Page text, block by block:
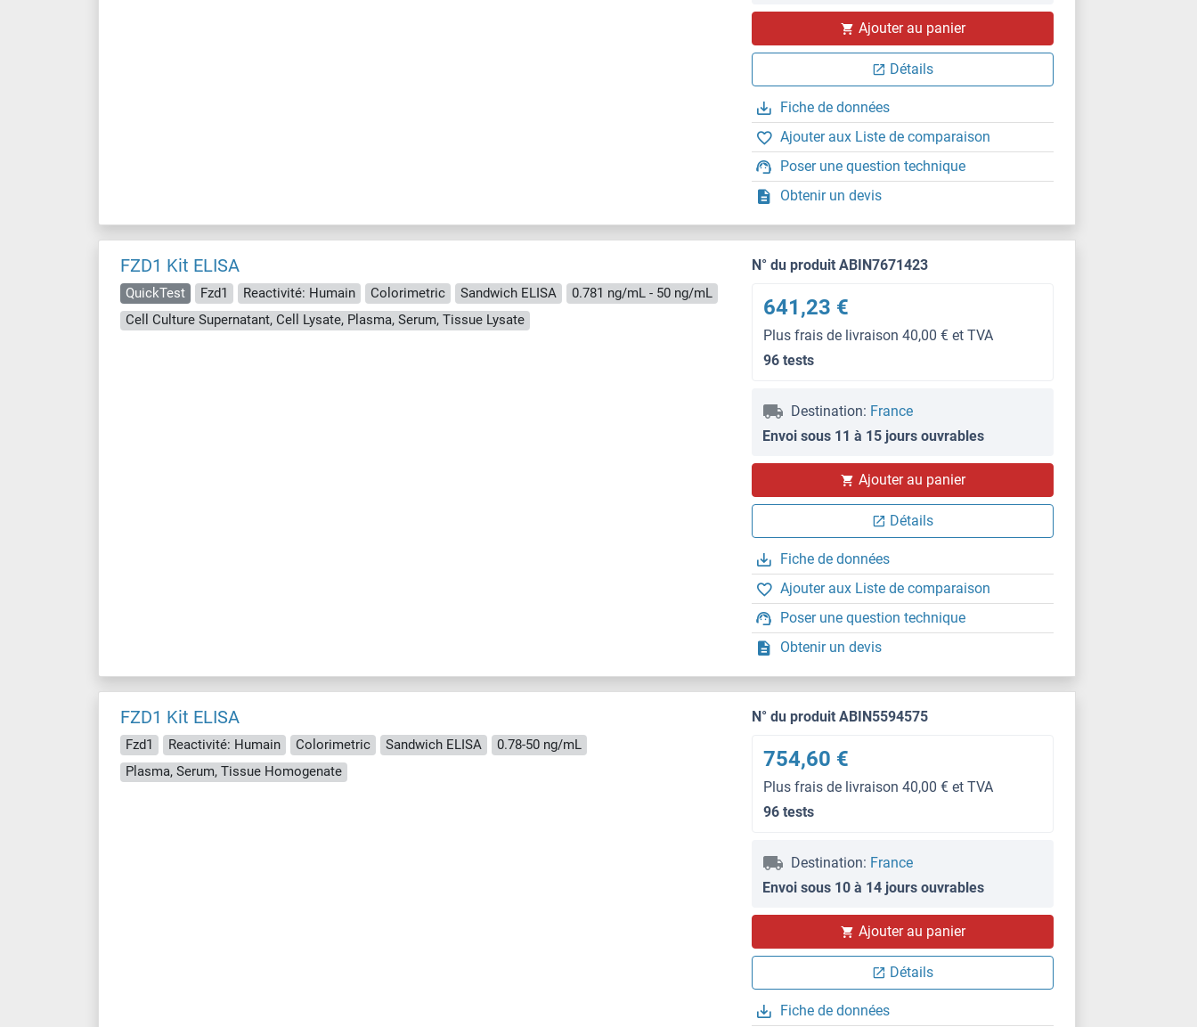
Ajouter au panier
Détails
Fiche de données
Ajouter aux Liste de comparaison
Poser une question technique
Obtenir un devis
FZD1 Kit ELISA
QuickTest Fzd1 Reactivité: Humain Colorimetric Sandwich ELISA
0.781 ng/mL - 50 ng/mL
Cell Culture Supernatant, Cell Lysate, Plasma, Serum, Tissue Lysate
N° du produit ABIN7671423
641,23 €
Plus frais de livraison 40,00 € et TVA
96 tests
Destination: France
Envoi sous 11 à 15 jours ouvrables
Ajouter au panier
Détails
Fiche de données
Ajouter aux Liste de comparaison
Poser une question technique
Obtenir un devis
FZD1 Kit ELISA
Fzd1 Reactivité: Humain Colorimetric Sandwich ELISA
0.78-50 ng/mL
Plasma, Serum, Tissue Homogenate
N° du produit ABIN5594575
754,60 €
Plus frais de livraison 40,00 € et TVA
96 tests
Destination: France
Envoi sous 10 à 14 jours ouvrables
Ajouter au panier
Détails
Fiche de données